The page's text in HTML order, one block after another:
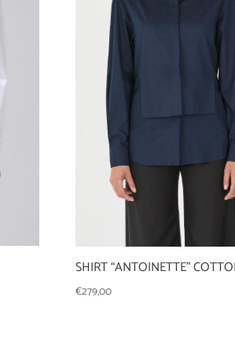
SHIRT “ANTOINETTE”
€279,00